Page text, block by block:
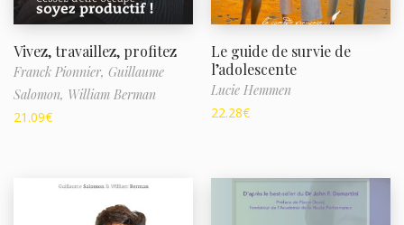
Vivez, travaillez, profitez
Franck Pionnier, Guillaume
Salomon, William Berman
21.09€
Le guide de survie de
l’adolescente
Lucie Hemmen
22.28€